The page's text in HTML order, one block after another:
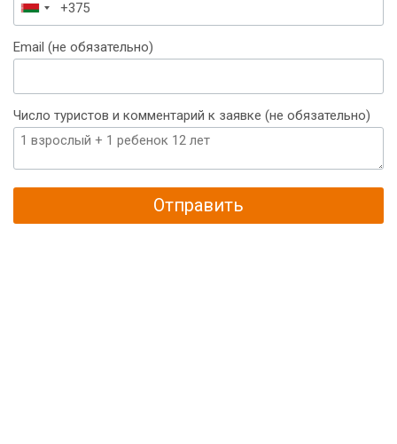
Беларусь
+375
Email (не обязательно)
Число туристов и комментарий к заявке (не обязательно)
Отправить